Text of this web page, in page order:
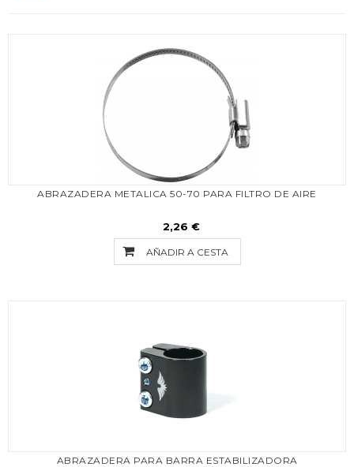
ABRAZADERA METALICA 50-70 PARA FILTRO DE AIRE
2,26 €
AÑADIR A CESTA
ABRAZADERA PARA BARRA ESTABILIZADORA